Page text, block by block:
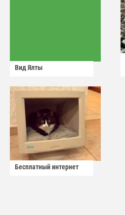
Вид Ялты
Бесплатный интернет